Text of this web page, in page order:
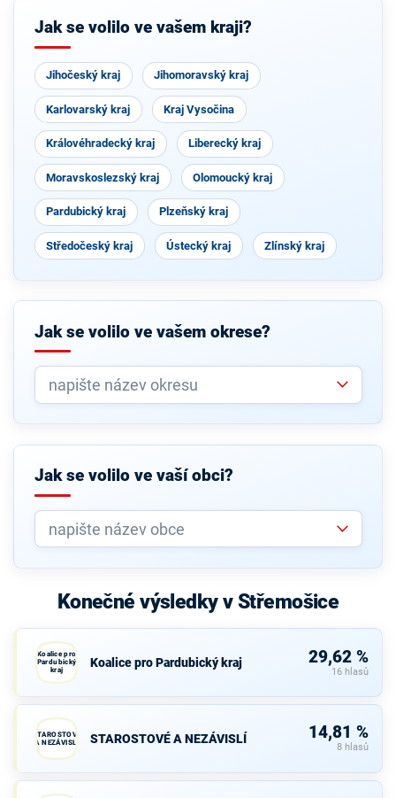
Jak se volilo ve vašem kraji?
Jihočeský kraj Jihomoravský kraj
Karlovarský kraj Kraj Vysočina
Královéhradecký kraj Liberecký kraj
Moravskoslezský kraj Olomoucký kraj
Pardubický kraj Plzeňský kraj
Středočeský kraj Ústecký kraj Zlínský kraj
Jak se volilo ve vašem okrese?
Jak se volilo ve vaší obci?
Konečné výsledky v Střemošice
Koalice pro
Pardubický
kraj
Koalice pro Pardubický kraj 29,62 %
16 hlasů
STAROSTOVÉ
A NEZÁVISLÍ
STAROSTOVÉ A NEZÁVISLÍ 14,81 %
8 hlasů